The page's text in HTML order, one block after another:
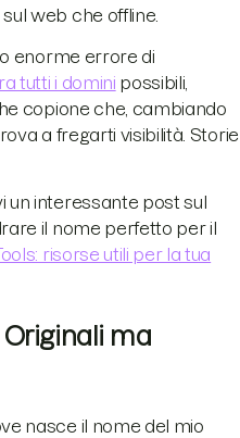
sul web che offline.
enorme errore di
tutti i domini possibili,
copione che, cambiando
a fregarti visibilità. Storie
un interessante post sul
il nome perfetto per il
risorse utili per la tua
Originali ma
nasce il nome del mio